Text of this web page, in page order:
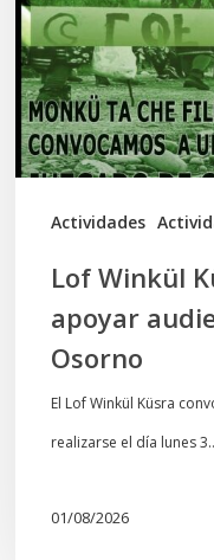
Actividades
a
apoyar
audiencia
en
Juzgado
Lof Winkül
apoyar
Osorno
El Lof Winkül Küsra
realizarse el día lunes
01/08/2026